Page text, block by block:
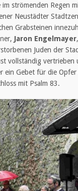
im strömenden Regen
Neustädter
Grabsteinen
Jaron Engelmayer
Juden der
vollständig vertrieben
ein Gebet für die
mit Psalm 83.